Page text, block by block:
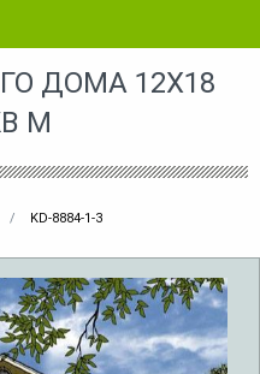
ДОМА 12X18
М
KD-8884-1-3